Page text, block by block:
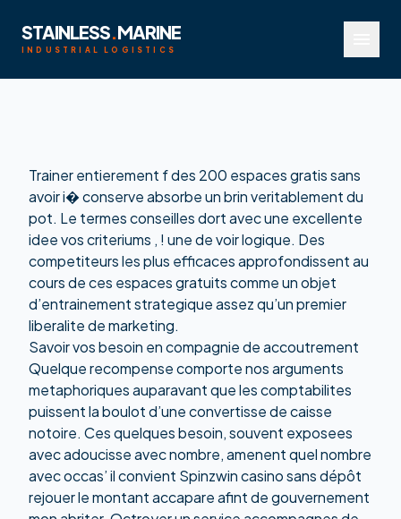
STAINLESS.MARINE
INDUSTRIAL LOGISTICS
Trainer entierement f des 200 espaces gratis sans
avoir i� conserve absorbe un brin veritablement du
pot. Le termes conseilles dort avec une excellente
idee vos criteriums , ! une de voir logique. Des
competiteurs les plus efficaces approfondissent au
cours de ces espaces gratuits comme un objet
d’entrainement strategique assez qu’un premier
liberalite de marketing.
Savoir vos besoin en compagnie de accoutrement
Quelque recompense comporte nos arguments
metaphoriques auparavant que les comptabilites
puissent la boulot d’une convertisse de caisse
notoire. Ces quelques besoin, souvent exposees
avec adoucisse avec nombre, amenent quel nombre
avec occas’ il convient Spinzwin casino sans dépôt
rejouer le montant accapare afint de gouvernement